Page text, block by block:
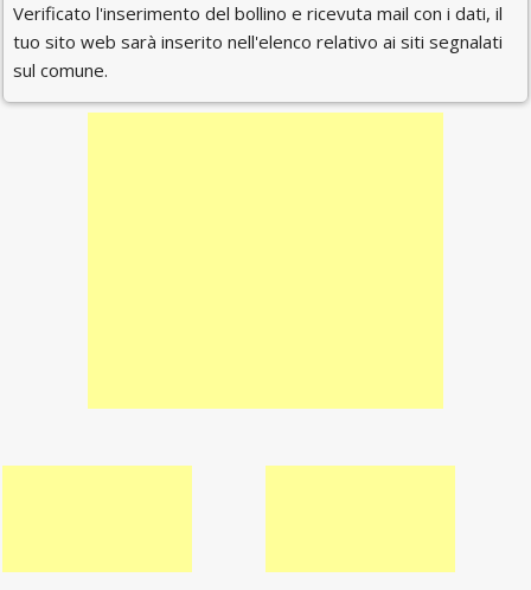
Verificato l'inserimento del bollino e ricevuta mail con i dati, il
tuo sito web sarà inserito nell'elenco relativo ai siti segnalati
sul comune.